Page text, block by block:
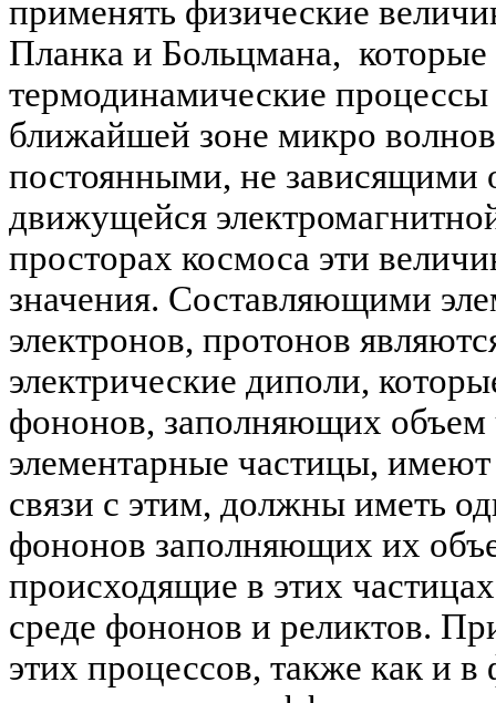
применять физические
Планка и Больцмана, которые
термодинамические процессы
ближайшей зоне микро
постоянными, не зависящими
движущейся
просторах космоса эти
значения. Составляющими
электронов, протонов
электрические диполи,
фононов, заполняющих объем
элементарные частицы,
связи с этим, должны иметь
фононов заполняющих их
происходящие в этих
среде фононов и реликтов.
этих процессов, также как и